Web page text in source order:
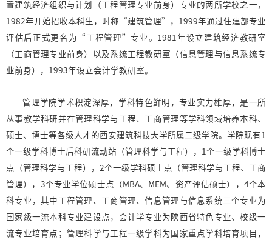
置建筑经济组织与计划（工程管理专业前身）专业的两所学校之一，
1982年开始招收本科生，时称“建筑管理”，1999年通过住建部专业
评估后正式更名为“工程管理”专业。1981年设立建筑经济教研室
（工商管理专业前身）以及系统工程教研室（信息管理与信息系统专
业前身），1993年设立会计学教研室。
管理学院学术积淀深厚，学科特色鲜明，专业实力雄厚，是一所
从事教学科研并在管理科学与工程、工商管理等学科领域培养本科、
硕士、博士等各级人才的西安建筑科技大学所属二级学院。学院现有1
个一级学科博士后科研流动站（管理科学与工程），1个一级学科博士
点（管理科学与工程），2个一级学科硕士点（管理科学与工程、工商
管理），3个专业学位硕士点（MBA、MEM、资产评估硕士），4个本
科专业，其中工程管理、工商管理、信息管理与信息系统三个专业为
国家级一流本科专业建设点，会计学专业为陕西省特色专业、校级一
流专业培育点；管理科学与工程一级学科为国家重点学科培育项目，